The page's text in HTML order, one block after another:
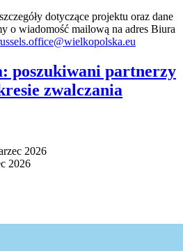
dotyczące projektu oraz dane
o wiadomość mailową na adres Biura
poszukiwani partnerzy
zwalczania
2026
2026